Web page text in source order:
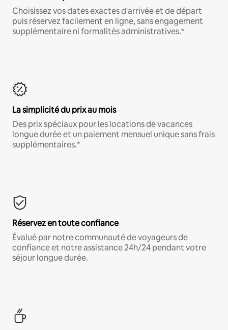
Choisissez vos dates exactes d'arrivée et de départ
puis réservez facilement en ligne, sans engagement
supplémentaire ni formalités administratives.*
La simplicité du prix au mois
Des prix spéciaux pour les locations de vacances
longue durée et un paiement mensuel unique sans frais
supplémentaires.*
Réservez en toute confiance
Évalué par notre communauté de voyageurs de
confiance et notre assistance 24h/24 pendant votre
séjour longue durée.